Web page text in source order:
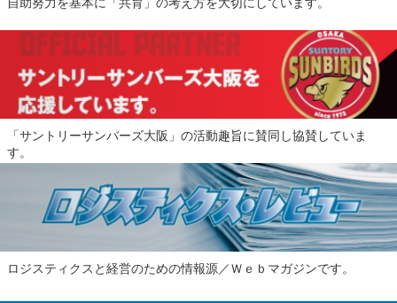
「サントリーサンバーズ大阪」の活動趣旨に賛同し協賛していま
す。
ロジスティクスと経営のための情報源／Ｗｅｂマガジンです。